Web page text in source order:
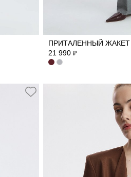
40 42
ПРИТАЛЕННЫЙ
21 990 ₽